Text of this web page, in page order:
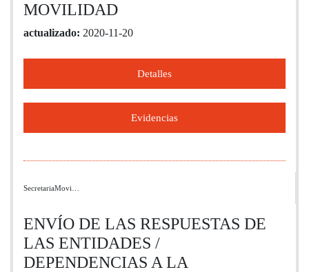
MOVILIDAD
actualizado: 2020-11-20
Detalles
Evidencias
SecretariaMovi…
ENVÍO DE LAS RESPUESTAS DE
LAS ENTIDADES /
DEPENDENCIAS A LA